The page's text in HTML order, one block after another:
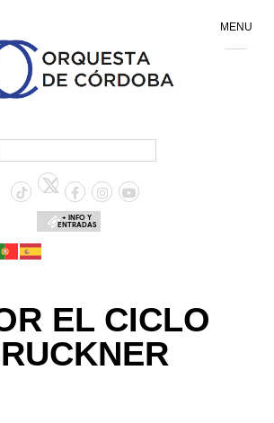
+ INFO Y
ENTRADAS
EL CICLO
MENU